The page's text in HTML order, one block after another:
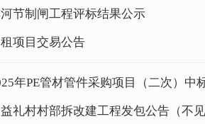
节制闸工程评标结果公示
项目交易公告
年PE管材管件采购项目（二次）中
礼村村部拆改建工程发包公告（不